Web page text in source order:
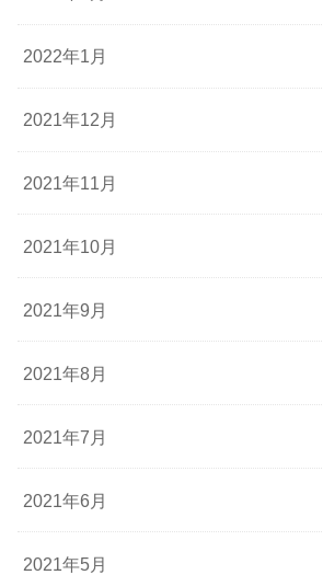
2022年1月
2021年12月
2021年11月
2021年10月
2021年9月
2021年8月
2021年7月
2021年6月
2021年5月